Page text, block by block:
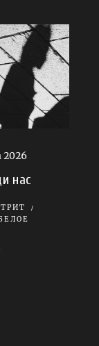
2026
нас